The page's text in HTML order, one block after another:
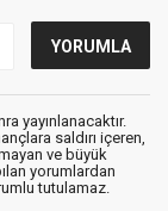
yayınlanacaktır.
saldırı içeren,
ve büyük
yorumlardan
tutulamaz.